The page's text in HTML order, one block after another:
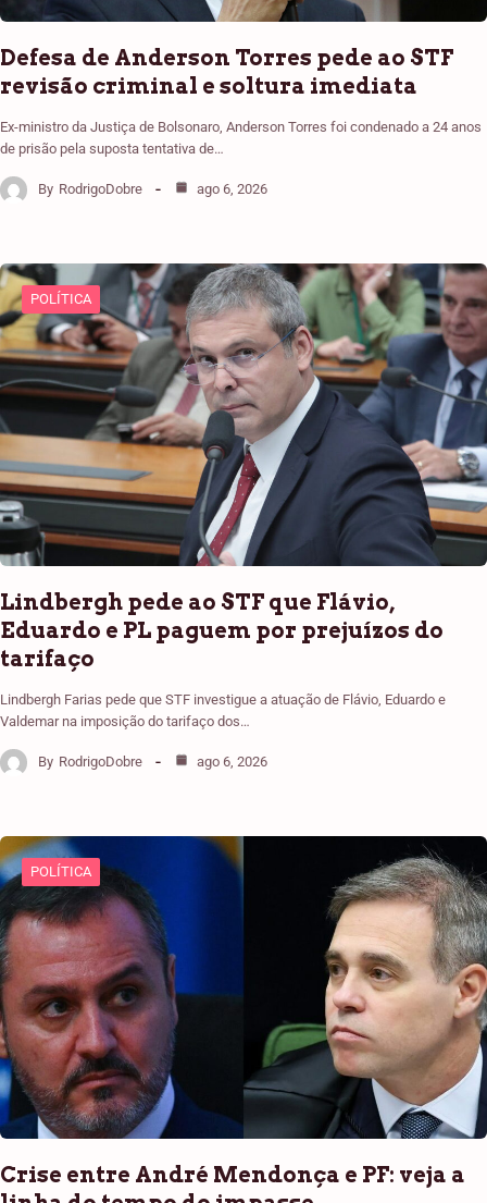
Defesa de Anderson Torres pede ao STF
revisão criminal e soltura imediata
Ex-ministro da Justiça de Bolsonaro, Anderson Torres foi condenado a 24 anos
de prisão pela suposta tentativa de…
By RodrigoDobre ago 6, 2026
POLÍTICA
Lindbergh pede ao STF que Flávio,
Eduardo e PL paguem por prejuízos do
tarifaço
Lindbergh Farias pede que STF investigue a atuação de Flávio, Eduardo e
Valdemar na imposição do tarifaço dos…
By RodrigoDobre ago 6, 2026
POLÍTICA
Crise entre André Mendonça e PF: veja a